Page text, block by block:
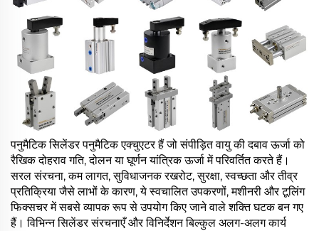
पनुमैटिक सिलेंडर पनुमैटिक एक्चुएटर हैं जो संपीड़ित वायु की दबाव ऊर्जा को
रैखिक दोहराव गति, दोलन या घूर्णन यांत्रिक ऊर्जा में परिवर्तित करते हैं।
सरल संरचना, कम लागत, सुविधाजनक रखरोट, सुरक्षा, स्वच्छता और तीव्र
प्रतिक्रिया जैसे लाभों के कारण, ये स्वचालित उपकरणों, मशीनरी और टूलिंग
फिक्सचर में सबसे व्यापक रूप से उपयोग किए जाने वाले शक्ति घटक बन गए
हैं। विभिन्न सिलेंडर संरचनाएँ और विनिर्देशन बिल्कुल अलग-अलग कार्य